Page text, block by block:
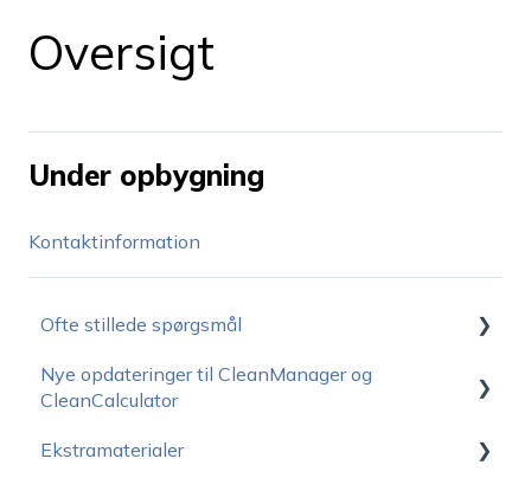
Oversigt
Under opbygning
Kontaktinformation
Ofte stillede spørgsmål
Hvordan kommer jeg i gang?
Nye opdateringer til CleanManager og
CleanCalculator
Udgivelsesnoter CleanManager
Ekstramaterialer